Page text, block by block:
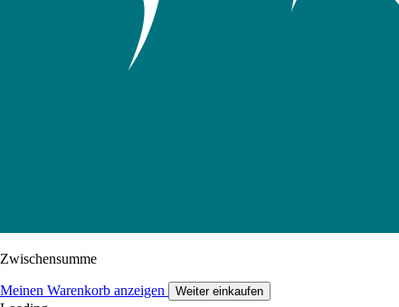
Zwischensumme
Meinen Warenkorb anzeigen Weiter einkaufen